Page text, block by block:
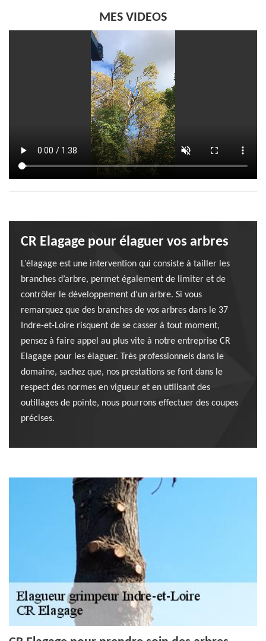
MES VIDEOS
CR Elagage pour élaguer vos arbres
L’élagage est une intervention qui consiste à tailler les
branches d’arbre, permet également de limiter et de
contrôler le développement d’un arbre. Si vous
remarquez que des branches de vos arbres dans le 37
Indre-et-Loire risquent de se casser à tout moment,
pensez à faire appel au plus vite à notre entreprise CR
Elagage pour les élaguer. Très professionnels dans le
domaine, sachez que, nos prestations se font dans le
respect des normes en vigueur et en utilisant des
outillages de pointe, nous pourrons effectuer des coupes
précises.